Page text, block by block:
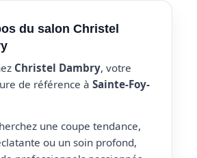
du salon Christel
Christel Dambry, votre
de référence à Sainte-Foy-
une coupe tendance,
ou un soin profond,